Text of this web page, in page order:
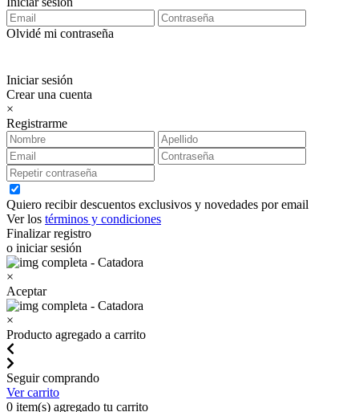
Olvidé mi contraseña
Iniciar sesión
Crear una cuenta
×
Registrarme
Quiero recibir descuentos exclusivos y novedades por email
Ver los términos y condiciones
Finalizar registro
o iniciar sesión
×
Aceptar
×
Producto agregado a carrito
Seguir comprando
Ver carrito
0 item(s) agregado tu carrito